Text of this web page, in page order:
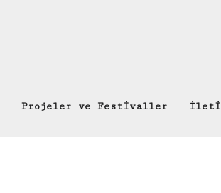
Projeler ve Festivaller